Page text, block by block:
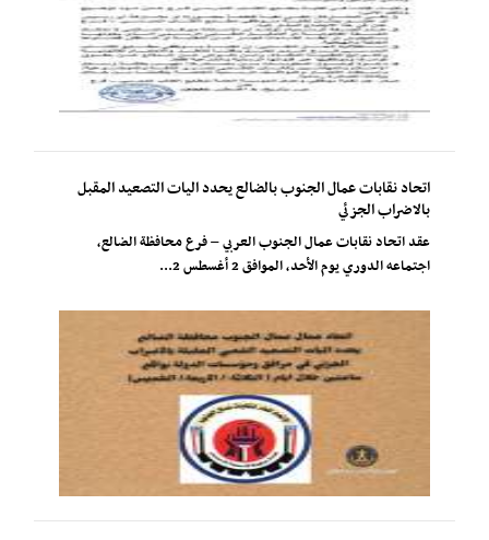
اتحاد نقابات عمال الجنوب بالضالع يحدد اليات التصعيد المقبل
بالاضراب الجزئي
عقد اتحاد نقابات عمال الجنوب العربي – فرع محافظة الضالع،
اجتماعه الدوري يوم الأحد، الموافق 2 أغسطس 2...